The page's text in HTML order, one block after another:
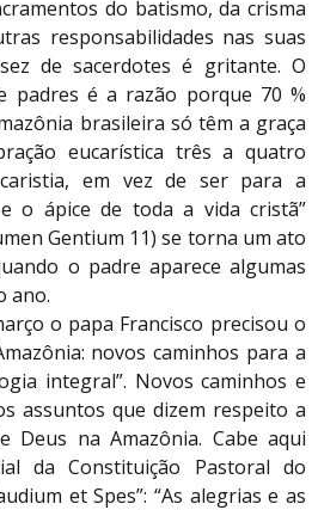
do batismo, da crisma
responsabilidades nas suas
de sacerdotes é gritante. O
padres é a razão porque 70 %
brasileira só têm a graça
eucarística três a quatro
em vez de ser para a
o ápice de toda a vida cristã”
Gentium 11) se torna um ato
o padre aparece algumas
ano.
o papa Francisco precisou o
novos caminhos para a
integral”. Novos caminhos e
assuntos que dizem respeito a
Deus na Amazônia. Cabe aqui
da Constituição Pastoral do
et Spes”: “As alegrias e as